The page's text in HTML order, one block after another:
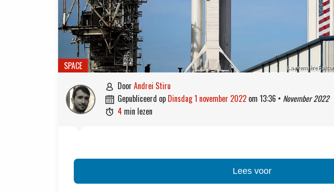
La première
SPACE
 door Andrei Stiru
 gepubliceerd op dinsdag 1 november 2022 om 13:36 • November 2022
 4 min lezen
Lees voor